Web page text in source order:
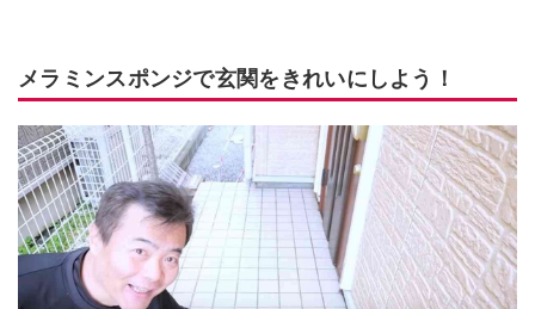
メラミンスポンジで玄関をきれいにしよう！